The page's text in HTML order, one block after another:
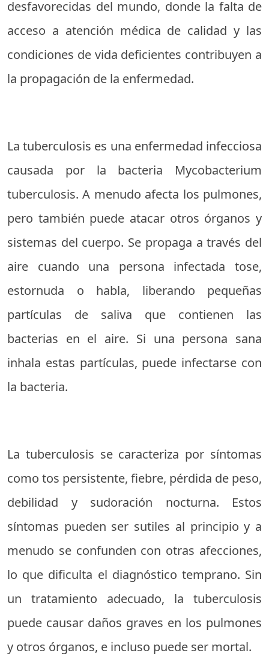
desfavorecidas del mundo, donde la falta de
acceso a atención médica de calidad y las
condiciones de vida deficientes contribuyen a
la propagación de la enfermedad.
La tuberculosis es una enfermedad infecciosa
causada por la bacteria Mycobacterium
tuberculosis. A menudo afecta los pulmones,
pero también puede atacar otros órganos y
sistemas del cuerpo. Se propaga a través del
aire cuando una persona infectada tose,
estornuda o habla, liberando pequeñas
partículas de saliva que contienen las
bacterias en el aire. Si una persona sana
inhala estas partículas, puede infectarse con
la bacteria.
La tuberculosis se caracteriza por síntomas
como tos persistente, fiebre, pérdida de peso,
debilidad y sudoración nocturna. Estos
síntomas pueden ser sutiles al principio y a
menudo se confunden con otras afecciones,
lo que dificulta el diagnóstico temprano. Sin
un tratamiento adecuado, la tuberculosis
puede causar daños graves en los pulmones
y otros órganos, e incluso puede ser mortal.